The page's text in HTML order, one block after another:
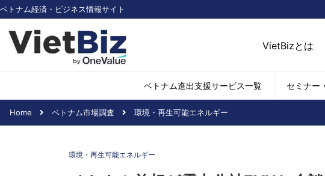
ベトナム経済・ビジネス情報サイト
VietBizとは
ベトナム進出支援サービス一覧 セミナー
Home ベトナム市場調査 環境・再生可能エネルギー
環境・再生可能エネルギー